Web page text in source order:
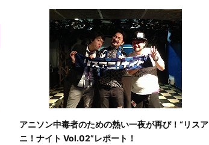
アニソン中毒者のための熱い一夜が再び！“リスア
ニ！ナイト Vol.02”レポート！